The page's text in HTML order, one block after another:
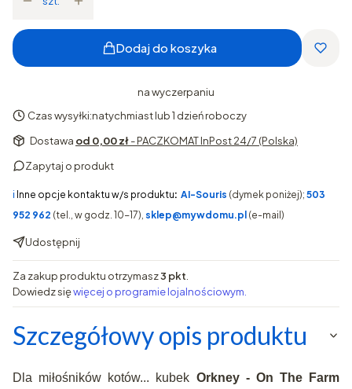
Dodaj do koszyka
na wyczerpaniu
Czas wysyłki:natychmiast lub 1 dzień roboczy
Dostawa od 0,00 zł- PACZKOMAT InPost 24/7 (Polska)
Zapytaj o produkt
ℹ️ Inne opcje kontaktu w/s produktu: AI-Souris (dymek poniżej); 503
952 962 (tel., w godz. 10-17), sklep@mywdomu.pl (e-mail)
Udostępnij
Za zakup produktu otrzymasz3 pkt
Dowiedz sięwięcej o programie lojalnościowym.
Szczegółowy opis produktu
Dla miłośników kotów... kubek Orkney - On The Farm